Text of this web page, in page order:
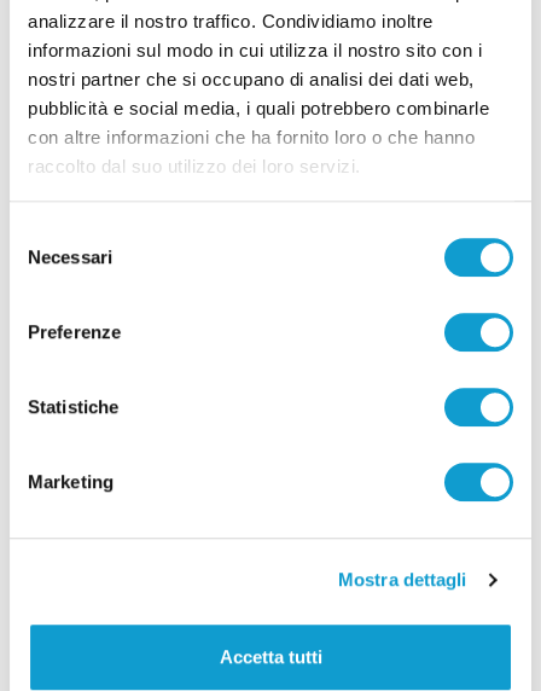
analizzare il nostro traffico. Condividiamo inoltre
informazioni sul modo in cui utilizza il nostro sito con i
nostri partner che si occupano di analisi dei dati web,
pubblicità e social media, i quali potrebbero combinarle
con altre informazioni che ha fornito loro o che hanno
raccolto dal suo utilizzo dei loro servizi.
delNecessari
Preferenze
Statistiche
Marketing
Mostra dettagli
Accetta tutti